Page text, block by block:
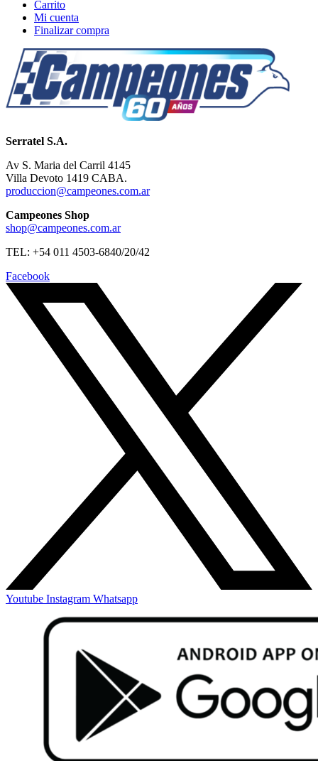
Carrito
Mi cuenta
Finalizar compra
Serratel S.A.
Av S. Maria del Carril 4145
Villa Devoto 1419 CABA.
produccion@campeones.com.ar
Campeones Shop
shop@campeones.com.ar
TEL: +54 011 4503-6840/20/42
Facebook
Youtube Instagram Whatsapp